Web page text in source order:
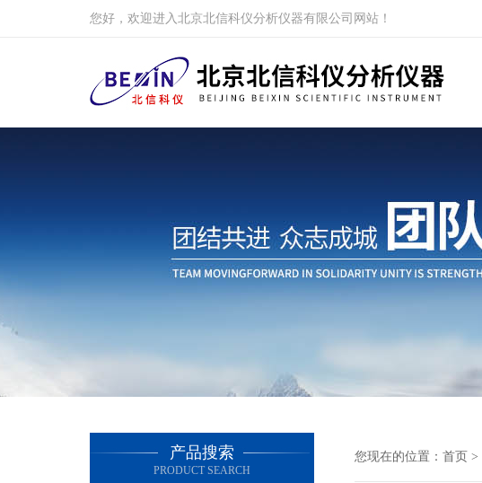
您好，欢迎进入北京北信科仪分析仪器有限公司网站！
产品搜索
PRODUCT SEARCH
您现在的位置： 首页 >